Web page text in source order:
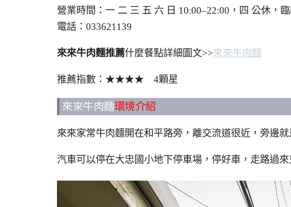
營業時間：一 二 三 五 六 日 10:00–22:00，四 公休，
電話：033621139
來來牛肉麵推薦什麼餐點詳細圖文>>來來牛肉麵
推薦指數：★★★★ 4顆星
來來牛肉麵環境介紹
來來家常牛肉麵開在和平路旁，離交流道很近，旁邊
汽車可以停在大忠國小地下停車場，停好車，走路過